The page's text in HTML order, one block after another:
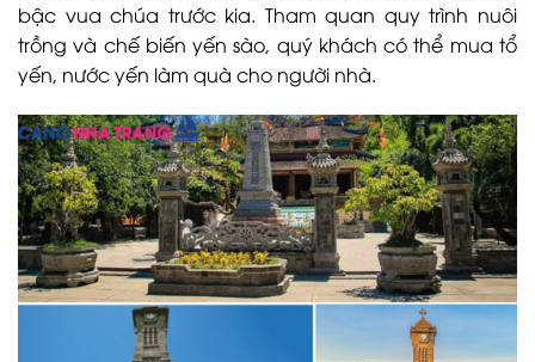
bậc vua chúa trước kia. Tham quan quy trình nuôi
trồng và chế biến yến sào, quý khách có thể mua tổ
yến, nước yến làm quà cho người nhà.